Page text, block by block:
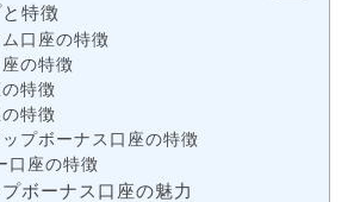
特徴
口座の特徴
の特徴
特徴
特徴
プボーナス口座の特徴
口座の特徴
ボーナス口座の魅力